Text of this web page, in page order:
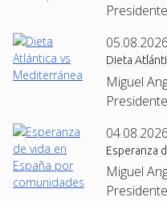
05.08.2026
Dieta
Miguel
04.08.2026
Esperanza
Miguel